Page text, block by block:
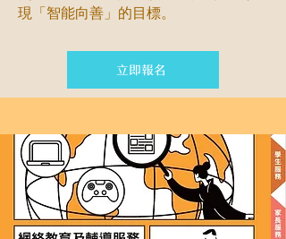
現「智能向善」的目標。
立即報名